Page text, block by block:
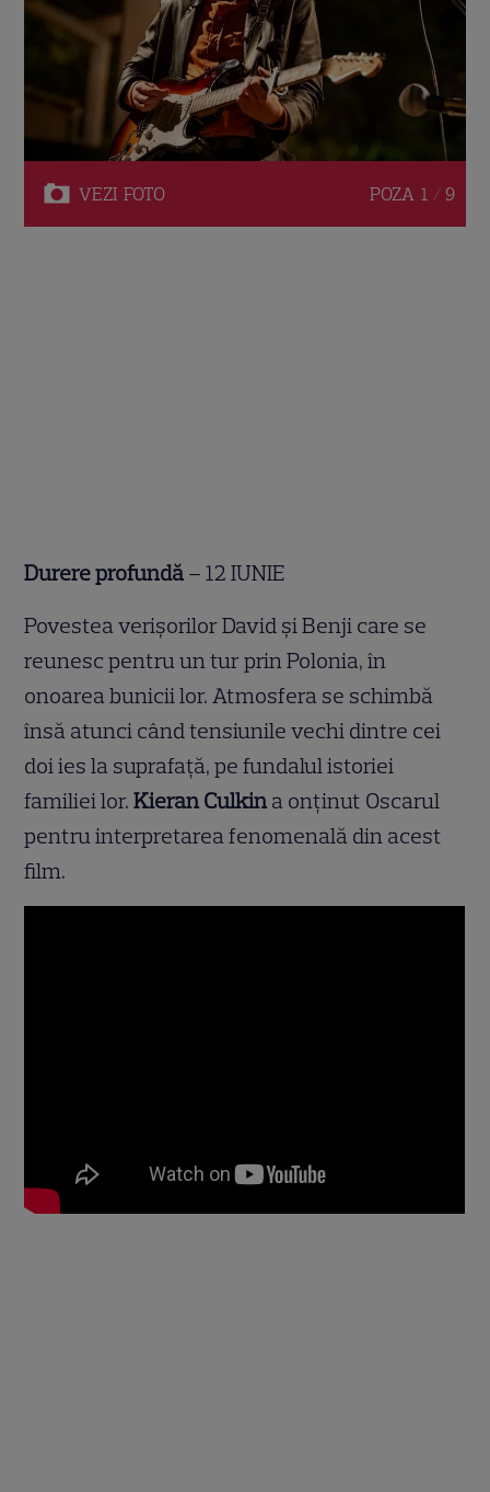
VEZI FOTO POZA 1 / 9
Durere profundă – 12 IUNIE
Povestea verișorilor David și Benji care se
reunesc pentru un tur prin Polonia, în
onoarea bunicii lor. Atmosfera se schimbă
însă atunci când tensiunile vechi dintre cei
doi ies la suprafață, pe fundalul istoriei
familiei lor.Kieran Culkin a onținut Oscarul
pentru interpretarea fenomenală din acest
film.